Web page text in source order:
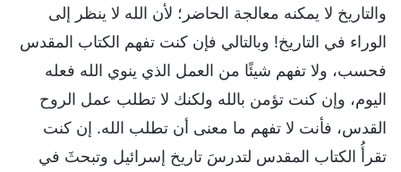
والتاريخ لا يمكنه معالجة الحاضر؛ لأن الله لا ينظر إلى
الوراء في التاريخ! وبالتالي فإن كنت تفهم الكتاب المقدس
فحسب، ولا تفهم شيئًا من العمل الذي ينوي الله فعله
اليوم، وإن كنت تؤمن بالله ولكنك لا تطلب عمل الروح
القدس، فأنت لا تفهم ما معنى أن تطلب الله. إن كنت
تقرأُ الكتاب المقدس لتدرسَ تاريخ إسرائيل وتبحثَ في